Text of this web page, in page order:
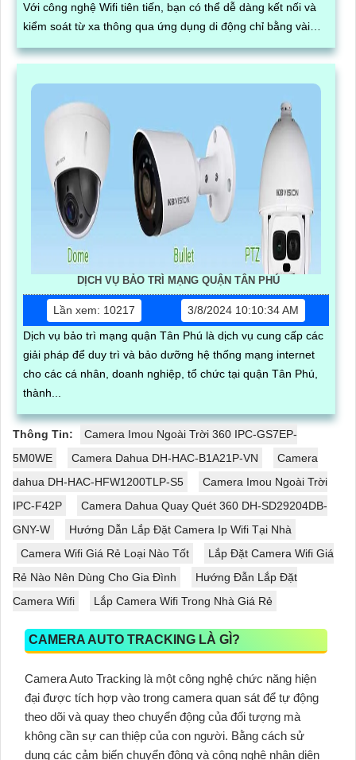
Với công nghệ Wifi tiên tiến, bạn có thể dễ dàng kết nối và
kiểm soát từ xa thông qua ứng dụng di động chỉ bằng vài
thao tác đơn giản
DỊCH VỤ BẢO TRÌ MẠNG QUẬN TÂN PHÚ
Lần xem: 10217
3/8/2024 10:10:34 AM
Dịch vụ bảo trì mạng quận Tân Phú là dịch vụ cung cấp các
giải pháp để duy trì và bảo dưỡng hệ thống mạng internet
cho các cá nhân, doanh nghiệp, tổ chức tại quận Tân Phú,
thành...
Thông Tin:
Camera Imou Ngoài Trời 360 IPC-GS7EP-
5M0WE
Camera Dahua DH-HAC-B1A21P-VN
Camera
dahua DH-HAC-HFW1200TLP-S5
Camera Imou Ngoài Trời
IPC-F42P
Camera Dahua Quay Quét 360 DH-SD29204DB-
GNY-W
Hướng Dẫn Lắp Đặt Camera Ip Wifi Tại Nhà
Camera Wifi Giá Rẻ Loại Nào Tốt
Lắp Đặt Camera Wifi Giá
Rẻ Nào Nên Dùng Cho Gia Đình
Hướng Đẫn Lắp Đặt
Camera Wifi
Lắp Camera Wifi Trong Nhà Giá Rẻ
CAMERA AUTO TRACKING LÀ GÌ?
Camera Auto Tracking là một công nghệ chức năng hiện
đại được tích hợp vào trong camera quan sát để tự động
theo dõi và quay theo chuyển động của đối tượng mà
không cần sự can thiệp của con người. Bằng cách sử
dụng các cảm biến chuyển động và công nghệ nhận diện